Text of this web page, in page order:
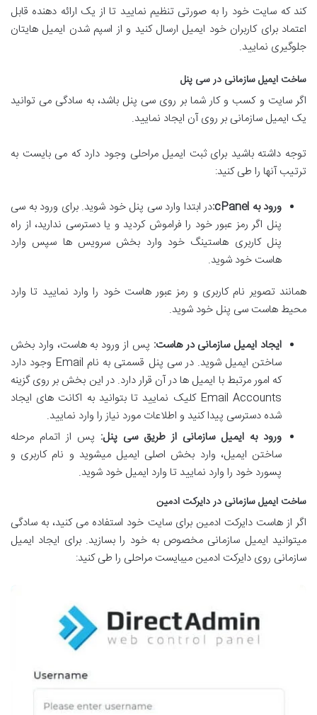
کند که سایت خود را به صورتی تنظیم نمایید تا از یک ارائه دهنده قابل
اعتماد برای کاربران خود ایمیل ارسال کنید و از اسپم شدن ایمیل هایتان
جلوگیری نمایید.
ساخت ایمیل سازمانی در سی پنل
اگر سایت و کسب و کار شما بر روی سی پنل باشد، به سادگی می توانید
یک ایمیل سازمانی بر روی آن ایجاد نمایید.
توجه داشته باشید برای ثبت ایمیل مراحلی وجود دارد که می بایست به
ترتیب آنها را طی کنید:
ورود به cPanel
:در ابتدا وارد سی پنل خود شوید. برای ورود به سی
پنل اگر رمز عبور خود را فراموش کردید و یا دسترسی ندارید، از راه
پنل کاربری هاستینگ خود وارد بخش سرویس ها سپس وارد
هاست خود شوید.
همانند تصویر نام کاربری و رمز عبور هاست خود را وارد نمایید تا وارد
محیط هاست سی پنل خود شوید.
ایجاد ایمیل سازمانی در هاست: پس از ورود به هاست، وارد بخش
ساختن ایمیل شوید. در سی پنل قسمتی به نام Email وجود دارد
که امور مرتبط با ایمیل ها در آن قرار دارد. در این بخش بر روی گزینه
Email Accounts کلیک نمایید تا بتوانید به اکانت های ایجاد
شده دسترسی پیدا کنید و اطلاعات مورد نیاز را وارد نمایید.
ورود به ایمیل سازمانی از طریق سی پنل: پس از اتمام مرحله
ساختن ایمیل، وارد بخش اصلی ایمیل می­شوید و نام کاربری و
پسورد خود را وارد نمایید تا وارد ایمیل خود شوید.
ساخت ایمیل سازمانی در دایرکت ادمین
اگر از هاست دایرکت ادمین برای سایت خود استفاده می کنید، به سادگی
میتوانید ایمیل سازمانی مخصوص به خود را بسازید. برای ایجاد ایمیل
سازمانی روی دایرکت ادمین می­بایست مراحلی را طی کنید: